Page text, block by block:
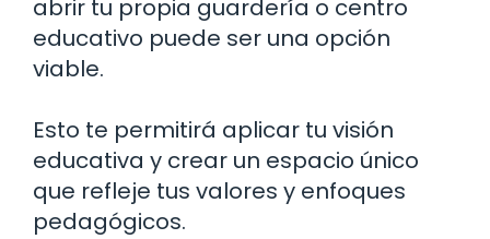
abrir tu propia guardería o centro
educativo puede ser una opción
viable.
Esto te permitirá aplicar tu visión
educativa y crear un espacio único
que refleje tus valores y enfoques
pedagógicos.